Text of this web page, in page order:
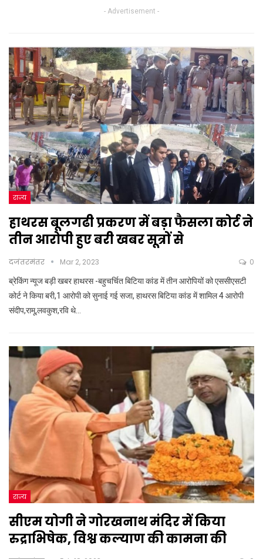
- Advertisement -
राज्य
हाथरस बूलगढी प्रकरण में बड़ा फैसला कोर्ट ने
तीन आरोपी हुए बरी खबर सूत्रों से
दजंतरमंतर Mar 2, 2023 0
ब्रेकिंग न्यूज बड़ी खबर हाथरस -बहुचर्चित बिटिया कांड में तीन आरोपियों को एससीएसटी
कोर्ट ने किया बरी,1 आरोपी को सुनाई गई सजा, हाथरस बिटिया कांड में शामिल 4 आरोपी
संदीप,रामू,लवकुश,रवि थे…
राज्य
सीएम योगी ने गोरखनाथ मंदिर में किया
रुद्राभिषेक, विश्व कल्याण की कामना की